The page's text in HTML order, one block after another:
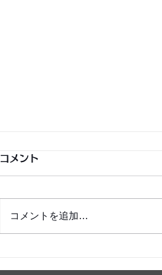
コメント
コメントを追加…